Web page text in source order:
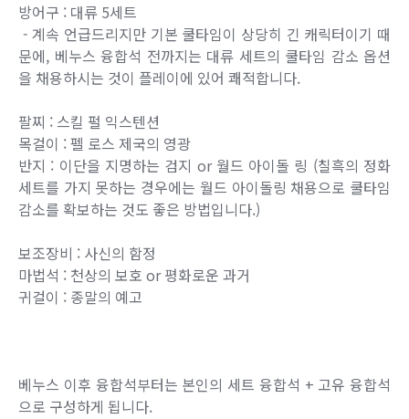
방어구 : 대류 5세트
- 계속 언급드리지만 기본 쿨타임이 상당히 긴 캐릭터이기 때
문에, 베누스 융합석 전까지는 대류 세트의 쿨타임 감소 옵션
을 채용하시는 것이 플레이에 있어 쾌적합니다.
팔찌 : 스킬 펄 익스텐션
목걸이 : 펠 로스 제국의 영광
반지 : 이단을 지명하는 검지 or 월드 아이돌 링 (칠흑의 정화
세트를 가지 못하는 경우에는 월드 아이돌링 채용으로 쿨타임
감소를 확보하는 것도 좋은 방법입니다.)
보조장비 : 사신의 함정
마법석 : 천상의 보호 or 평화로운 과거
귀걸이 : 종말의 예고
베누스 이후 융합석부터는 본인의 세트 융합석 + 고유 융합석
으로 구성하게 됩니다.